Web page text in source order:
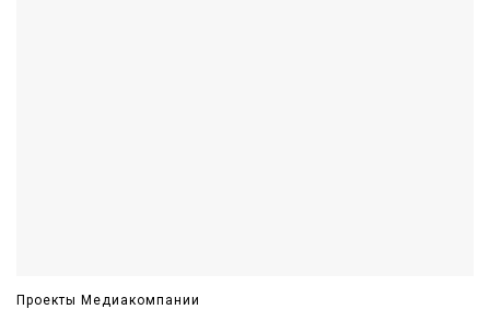
Проекты Медиакомпании